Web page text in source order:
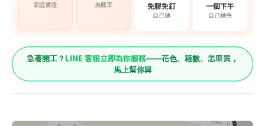
家庭實證 推薦率 免膠免釘
自己鋪
一個下午
自己鋪完
急著開工？ LINE 客服立即為你服務——花色、箱數、怎麼買，
馬上幫你算